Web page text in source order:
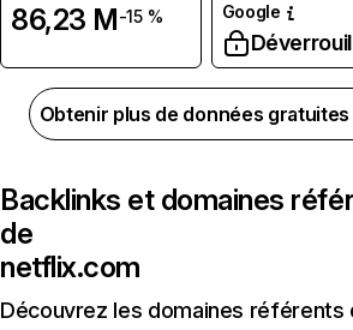
86,23 M-15 %
Google
Obtenir plus de données
Backlinks et domaines
de
netflix.com
Découvrez les domaines référents